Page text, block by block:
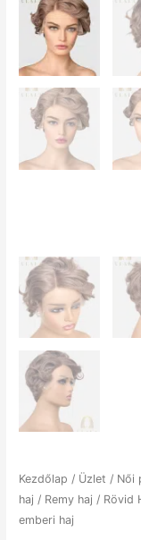
Kezdőlap / Üzlet / Női
haj / Remy haj / Rövid
emberi haj